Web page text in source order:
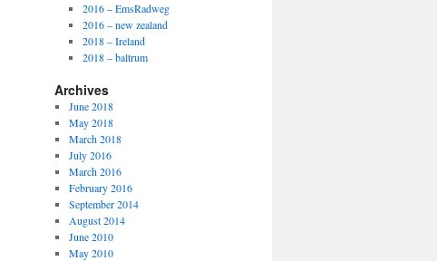
2016 – EmsRadweg
2016 – new zealand
2018 – Ireland
2018 – baltrum
Archives
June 2018
May 2018
March 2018
July 2016
March 2016
February 2016
September 2014
August 2014
June 2010
May 2010